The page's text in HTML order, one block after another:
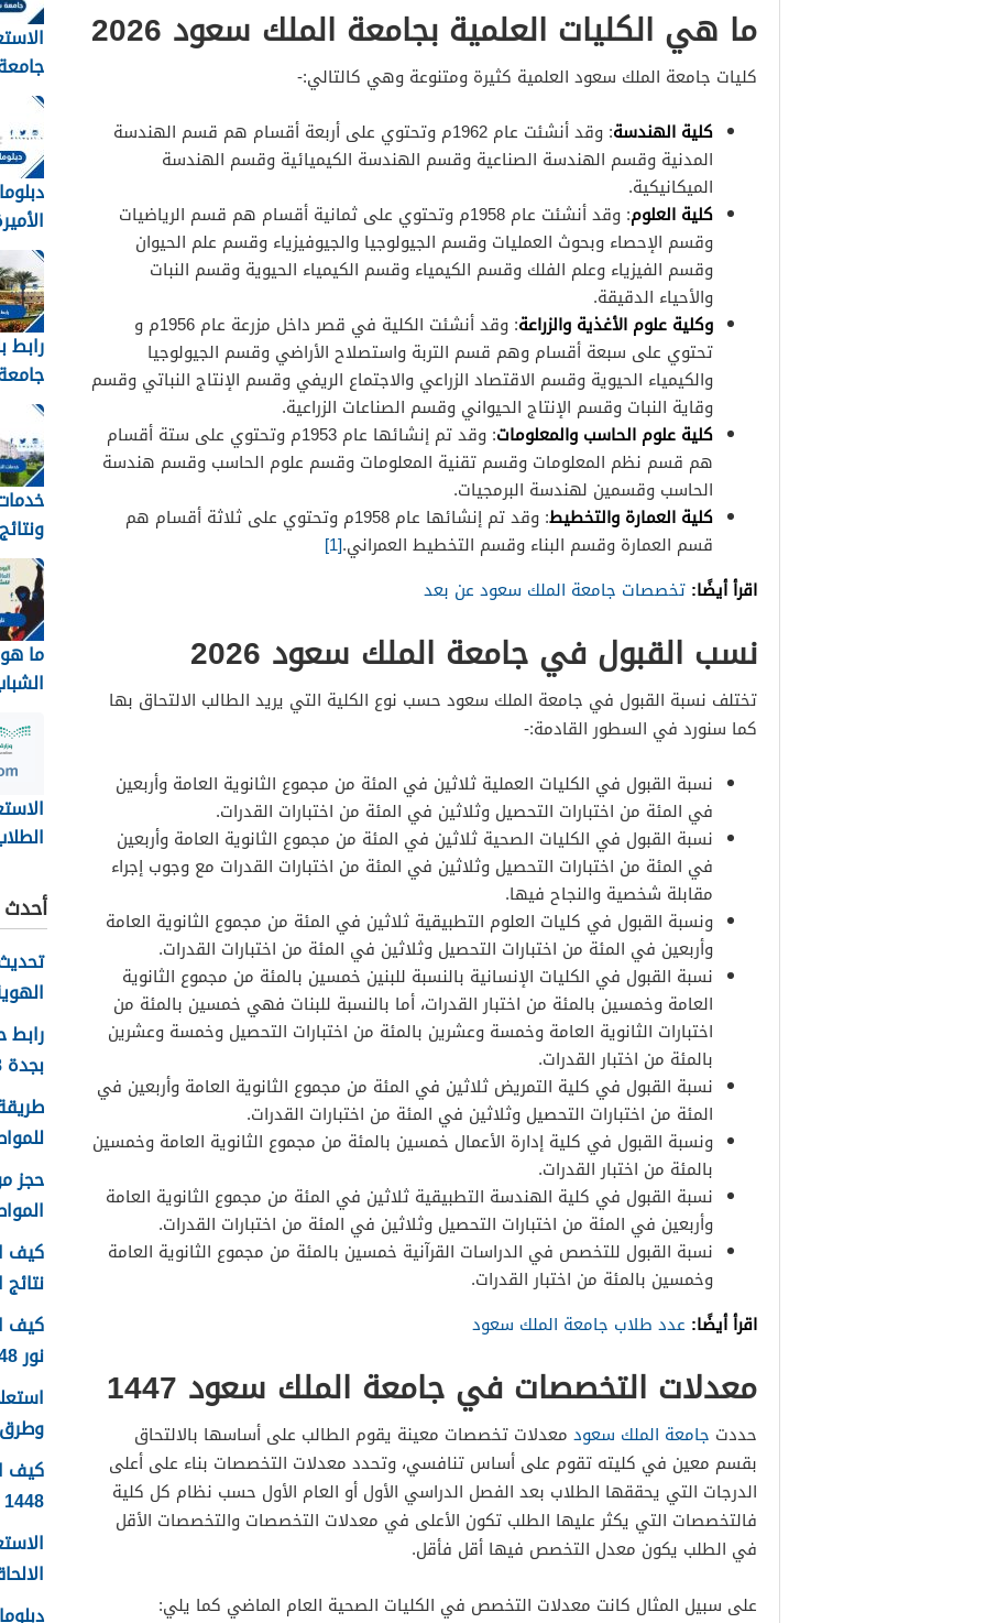
ما هي الكليات العلمية بجامعة الملك سعود 2026
كليات جامعة الملك سعود العلمية كثيرة ومتنوعة وهي كالتالي:-
كلية الهندسة
: وقد أنشئت عام 1962م وتحتوي على أربعة أقسام هم قسم الهندسة
المدنية وقسم الهندسة الصناعية وقسم الهندسة الكيميائية وقسم الهندسة
الميكانيكية.
كلية العلوم
: وقد أنشئت عام 1958م وتحتوي على ثمانية أقسام هم قسم الرياضيات
وقسم الإحصاء وبحوث العمليات وقسم الجيولوجيا والجيوفيزياء وقسم علم الحيوان
وقسم الفيزياء وعلم الفلك وقسم الكيمياء وقسم الكيمياء الحيوية وقسم النبات
والأحياء الدقيقة.
وكلية علوم الأغذية والزراعة
: وقد أنشئت الكلية في قصر داخل مزرعة عام 1956م و
تحتوي على سبعة أقسام وهم قسم التربة واستصلاح الأراضي وقسم الجيولوجيا
والكيمياء الحيوية وقسم الاقتصاد الزراعي والاجتماع الريفي وقسم الإنتاج النباتي وقسم
وقاية النبات وقسم الإنتاج الحيواني وقسم الصناعات الزراعية.
كلية علوم الحاسب والمعلومات
: وقد تم إنشائها عام 1953م وتحتوي على ستة أقسام
هم قسم نظم المعلومات وقسم تقنية المعلومات وقسم علوم الحاسب وقسم هندسة
الحاسب وقسمين لهندسة البرمجيات.
كلية العمارة والتخطيط
: وقد تم إنشائها عام 1958م وتحتوي على ثلاثة أقسام هم
قسم العمارة وقسم البناء وقسم التخطيط العمراني.[1]
اقرأ أيضًا: تخصصات جامعة الملك سعود عن بعد
نسب القبول في جامعة الملك سعود 2026
تختلف نسبة القبول في جامعة الملك سعود حسب نوع الكلية التي يريد الطالب الالتحاق بها
كما سنورد في السطور القادمة:-
نسبة القبول في الكليات العملية ثلاثين في المئة من مجموع الثانوية العامة وأربعين
في المئة من اختبارات التحصيل وثلاثين في المئة من اختبارات القدرات.
نسبة القبول في الكليات الصحية ثلاثين في المئة من مجموع الثانوية العامة وأربعين
في المئة من اختبارات التحصيل وثلاثين في المئة من اختبارات القدرات مع وجوب إجراء
مقابلة شخصية والنجاح فيها.
ونسبة القبول في كليات العلوم التطبيقية ثلاثين في المئة من مجموع الثانوية العامة
وأربعين في المئة من اختبارات التحصيل وثلاثين في المئة من اختبارات القدرات.
نسبة القبول في الكليات الإنسانية بالنسبة للبنين خمسين بالمئة من مجموع الثانوية
العامة وخمسين بالمئة من اختبار القدرات، أما بالنسبة للبنات فهي خمسين بالمئة من
اختبارات الثانوية العامة وخمسة وعشرين بالمئة من اختبارات التحصيل وخمسة وعشرين
بالمئة من اختبار القدرات.
نسبة القبول في كلية التمريض ثلاثين في المئة من مجموع الثانوية العامة وأربعين في
المئة من اختبارات التحصيل وثلاثين في المئة من اختبارات القدرات.
ونسبة القبول في كلية إدارة الأعمال خمسين بالمئة من مجموع الثانوية العامة وخمسين
بالمئة من اختبار القدرات.
نسبة القبول في كلية الهندسة التطبيقية ثلاثين في المئة من مجموع الثانوية العامة
وأربعين في المئة من اختبارات التحصيل وثلاثين في المئة من اختبارات القدرات.
نسبة القبول للتخصص في الدراسات القرآنية خمسين بالمئة من مجموع الثانوية العامة
وخمسين بالمئة من اختبار القدرات.
اقرأ أيضًا: عدد طلاب جامعة الملك سعود
معدلات التخصصات في جامعة الملك سعود 1447
حددت جامعة الملك سعود معدلات تخصصات معينة يقوم الطالب على أساسها بالالتحاق
بقسم معين في كليته تقوم على أساس تنافسي، وتحدد معدلات التخصصات بناء على أعلى
الدرجات التي يحققها الطلاب بعد الفصل الدراسي الأول أو العام الأول حسب نظام كل كلية
فالتخصصات التي يكثر عليها الطلب تكون الأعلى في معدلات التخصصات والتخصصات الأقل
في الطلب يكون معدل التخصص فيها أقل فأقل.
على سبيل المثال كانت معدلات التخصص في الكليات الصحية العام الماضي كما يلي:
1448
رابط
kau
1448
ما
نظام
أحدث
الهوية 1448
بجدة 1448
كيف
نتائج
كيف
نور 1448
كيف
1448